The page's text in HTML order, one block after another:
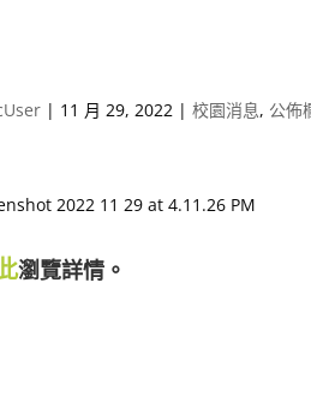
| 11 月 29, 2022 |校園消息, 公佈
瀏覽詳情。